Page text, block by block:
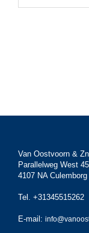
Van Oostvoorn &
Parallelweg West
4107 NA Culemborg
Tel. +31345515262
E-mail: